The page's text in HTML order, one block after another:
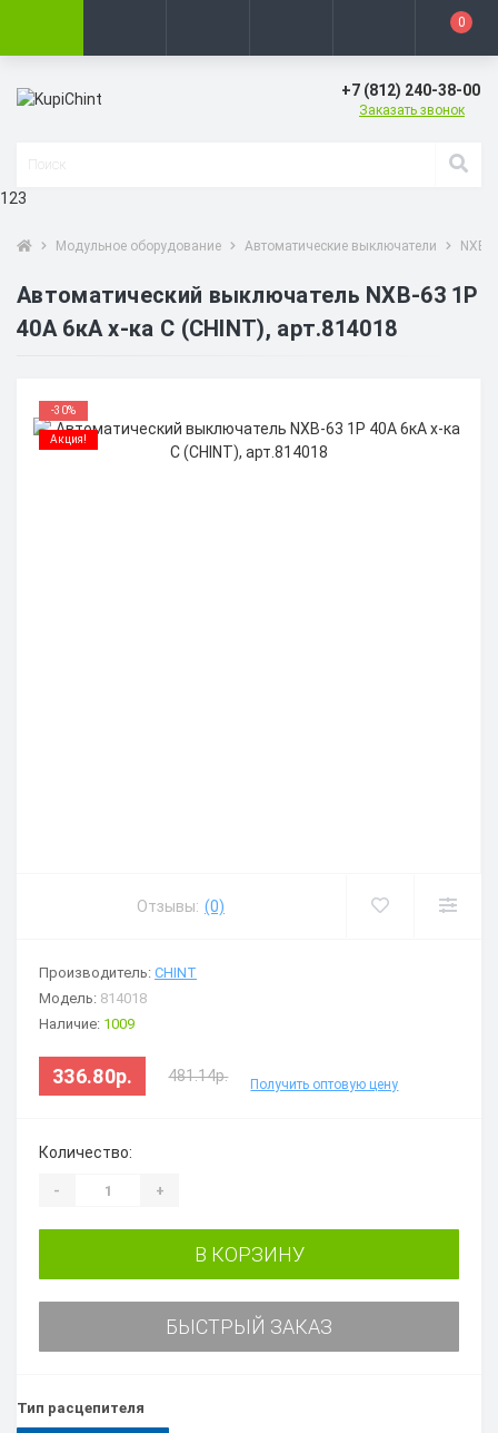
0
+7 (812) 240-38-00
Заказать звонок
123
Модульное оборудование Автоматические выключатели NXB-
Автоматический выключатель NXB-63 1P
40A 6кА х-ка C (CHINT), арт.814018
-30%
Акция!
Отзывы: (0)
Производитель: CHINT
Модель: 814018
Наличие: 1009
336.80р. 481.14р. Получить оптовую цену
Количество:
- +
В КОРЗИНУ
БЫСТРЫЙ ЗАКАЗ
Тип расцепителя